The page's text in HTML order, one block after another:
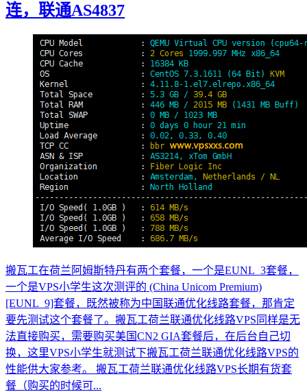
连，联通AS4837
搬瓦工在荷兰阿姆斯特丹有两个套餐，一个是EUNL_3套餐，
一个是VPS小学生这次测评的 (China Unicom Premium)
[EUNL_9]套餐，既然被称为中国联通优化线路套餐，那肯定
要先测试这个套餐了。搬瓦工荷兰联通优化线路VPS同样是无
法直接购买，需要购买美国CN2 GIA套餐后，在后台自己切
换，这里VPS小学生就测试下搬瓦工荷兰联通优化线路VPS的
性能供大家参考。 搬瓦工荷兰联通优化线路VPS长期有货套
餐（购买的时候可...